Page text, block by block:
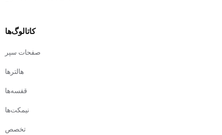
کاتالوگ‌ها
صفحات سپر
هالترها
قفسه‌ها
نیمکت‌ها
تخصص